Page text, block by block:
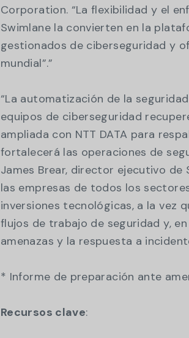
Corporation. “La flexibilidad y el
Swimlane la convierten en la
gestionados de ciberseguridad y
mundial”.”
“La automatización de la
equipos de ciberseguridad
ampliada con NTT DATA para
fortalecerá las operaciones de
James Brear, director ejecutivo
las empresas de todos los
inversiones tecnológicas, a la vez
flujos de trabajo de seguridad y,
amenazas y la respuesta a
* Informe de preparación ante
Recursos clave: